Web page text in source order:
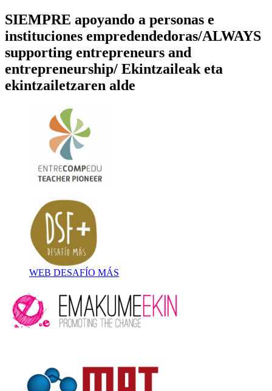
SIEMPRE apoyando a personas e
instituciones empredendedoras/ALWAYS
supporting entrepreneurs and
entrepreneurship/ Ekintzaileak eta
ekintzailetzaren alde
WEB DESAFÍO MÁS